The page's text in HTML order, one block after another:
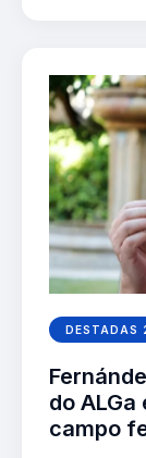
DESTADAS
do
campo